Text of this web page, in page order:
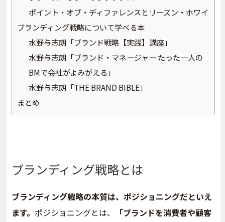
ポイント・オブ・ディファレンスとリーズン・ホワイ
ブランディング戦略について学べる本
水野与志朗「ブランド戦略【実践】講座」
水野与志朗「ブランド・マネージャー たった一人の
BMで会社がよみがえる」
水野与志朗「THE BRAND BIBLE」
まとめ
ブランディング戦略とは
ブランディング戦略の本質は、ポジショニングだといえ
ます。 ポジショニングとは、
「ブランドを消費者や顧客